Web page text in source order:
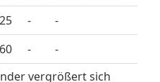
-
-
-
-
vergrößert sich